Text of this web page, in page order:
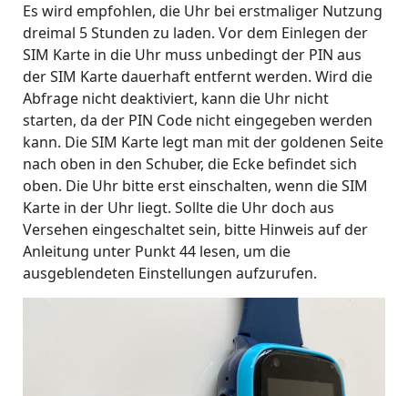
Es wird empfohlen, die Uhr bei erstmaliger Nutzung
dreimal 5 Stunden zu laden. Vor dem Einlegen der
SIM Karte in die Uhr muss unbedingt der PIN aus
der SIM Karte dauerhaft entfernt werden. Wird die
Abfrage nicht deaktiviert, kann die Uhr nicht
starten, da der PIN Code nicht eingegeben werden
kann. Die SIM Karte legt man mit der goldenen Seite
nach oben in den Schuber, die Ecke befindet sich
oben. Die Uhr bitte erst einschalten, wenn die SIM
Karte in der Uhr liegt. Sollte die Uhr doch aus
Versehen eingeschaltet sein, bitte Hinweis auf der
Anleitung unter Punkt 44 lesen, um die
ausgeblendeten Einstellungen aufzurufen.